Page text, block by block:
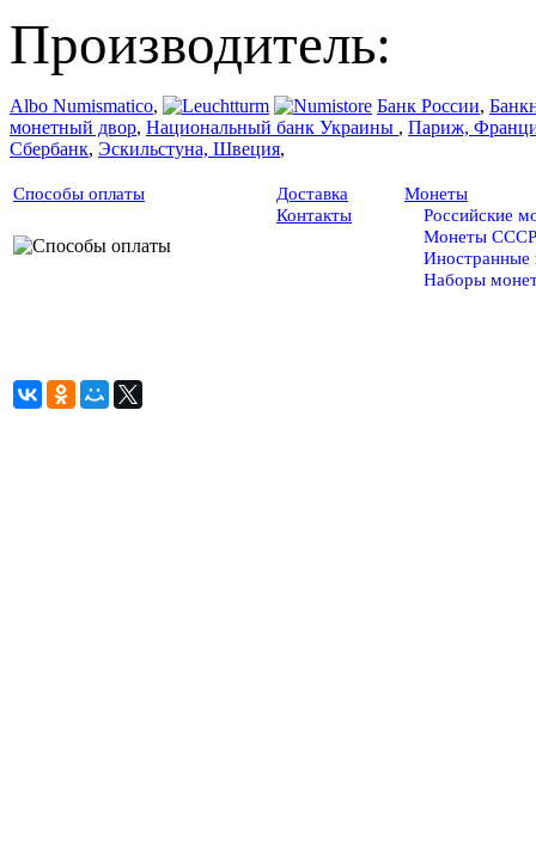
Производитель:
Albo Numismatico, Банк России,
монетный двор, Национальный банк Украины , Париж,
Сбербанк, Эскильстуна, Швеция,
Способы оплаты
Доставка
Контакты
Монеты
Российские
Монеты СССР
Иностранные
Наборы